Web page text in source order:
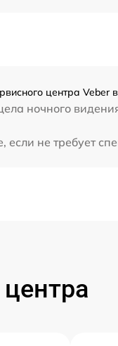
центра Veber
ночного
не требует